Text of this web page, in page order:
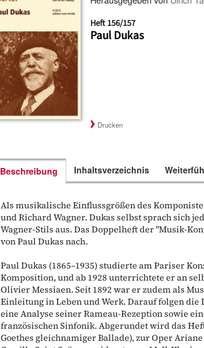
Heft 156/157
Paul Dukas
Drucken
Beschreibung
Als musikalische Einflussgrößen des
und Richard Wagner. Dukas selbst sprach sich
Wagner-Stils aus. Das Doppelheft der "Musik-
von Paul Dukas nach.
Paul Dukas (1865–1935) studierte am Pariser
Komposition, und ab 1928 unterrichtete er an
Olivier Messiaen. Seit 1892 war er zudem als
Einleitung in Leben und Werk. Darauf folgen
eine Analyse seiner Rameau-Rezeption sowie
französischen Sinfonik. Abgerundet wird das
Goethes gleichnamiger Ballade), zur Oper
Inhaltsverzeichnis